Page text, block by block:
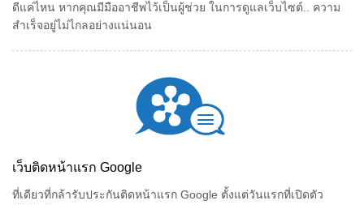
ดีแค่ไหน หากคุณมีมืออาชีพไว้เป็นผู้ช่วย ในการดูแลเว็บไซต์.. ความ
สำเร็จอยู่ไม่ไกลอย่างแน่นอน
เว็บติดหน้าแรก Google
ที่เดียวที่กล้ารับประกันติดหน้าแรก Google ตั้งแต่วันแรกที่เปิดตัว